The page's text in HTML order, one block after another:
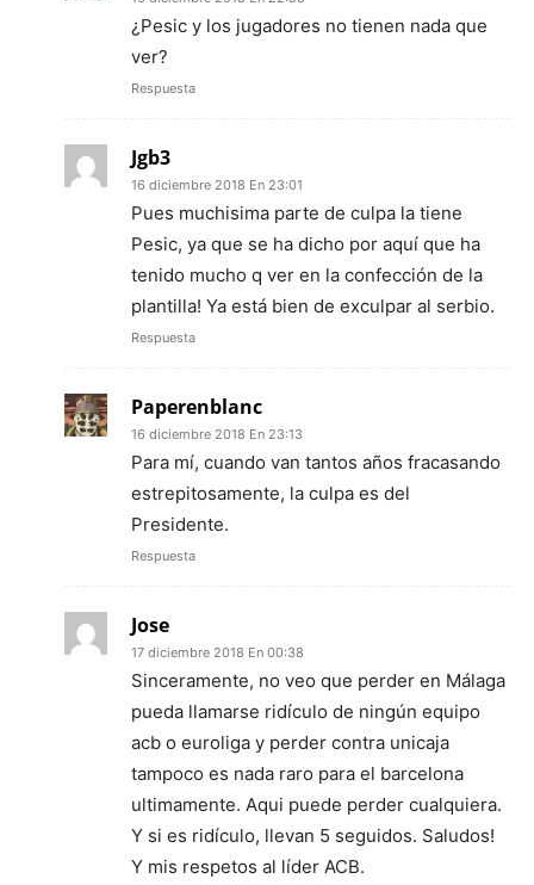
¿Pesic y los jugadores no tienen nada que
ver?
Respuesta
Jgb3
16 diciembre 2018 En 23:01
Pues muchisima parte de culpa la tiene
Pesic, ya que se ha dicho por aquí que ha
tenido mucho q ver en la confección de la
plantilla! Ya está bien de exculpar al serbio.
Respuesta
Paperenblanc
16 diciembre 2018 En 23:13
Para mí, cuando van tantos años fracasando
estrepitosamente, la culpa es del
Presidente.
Respuesta
Jose
17 diciembre 2018 En 00:38
Sinceramente, no veo que perder en Málaga
pueda llamarse ridículo de ningún equipo
acb o euroliga y perder contra unicaja
tampoco es nada raro para el barcelona
ultimamente. Aqui puede perder cualquiera.
Y si es ridículo, llevan 5 seguidos. Saludos!
Y mis respetos al líder ACB.